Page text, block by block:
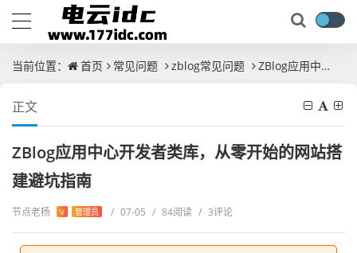
当前位置： 首页 常见问题 zblog常见问题 ZBlog应用中心开发者类库，从零开始的网站搭建避坑指南
正文
ZBlog应用中心开发者类库，从零开始的网站搭
建避坑指南
节点老杨 V 管理员 / 07-05 / 84阅读 / 3评论